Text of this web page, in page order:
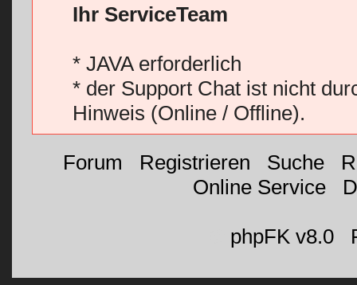
Ihr ServiceTeam
* JAVA erforderlich
* der Support Chat ist nicht
Hinweis (Online / Offline).
Forum Registrieren Suche|
Online Service|
phpFK v8.0